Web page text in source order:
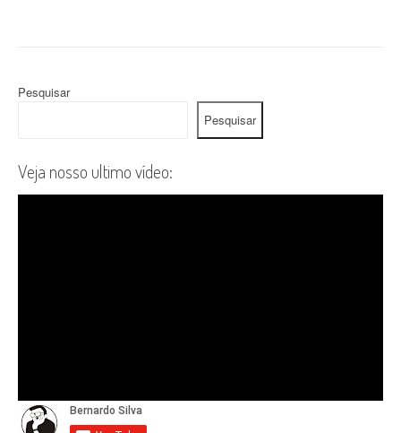
Pesquisar
Pesquisar
Veja nosso ultimo vídeo: